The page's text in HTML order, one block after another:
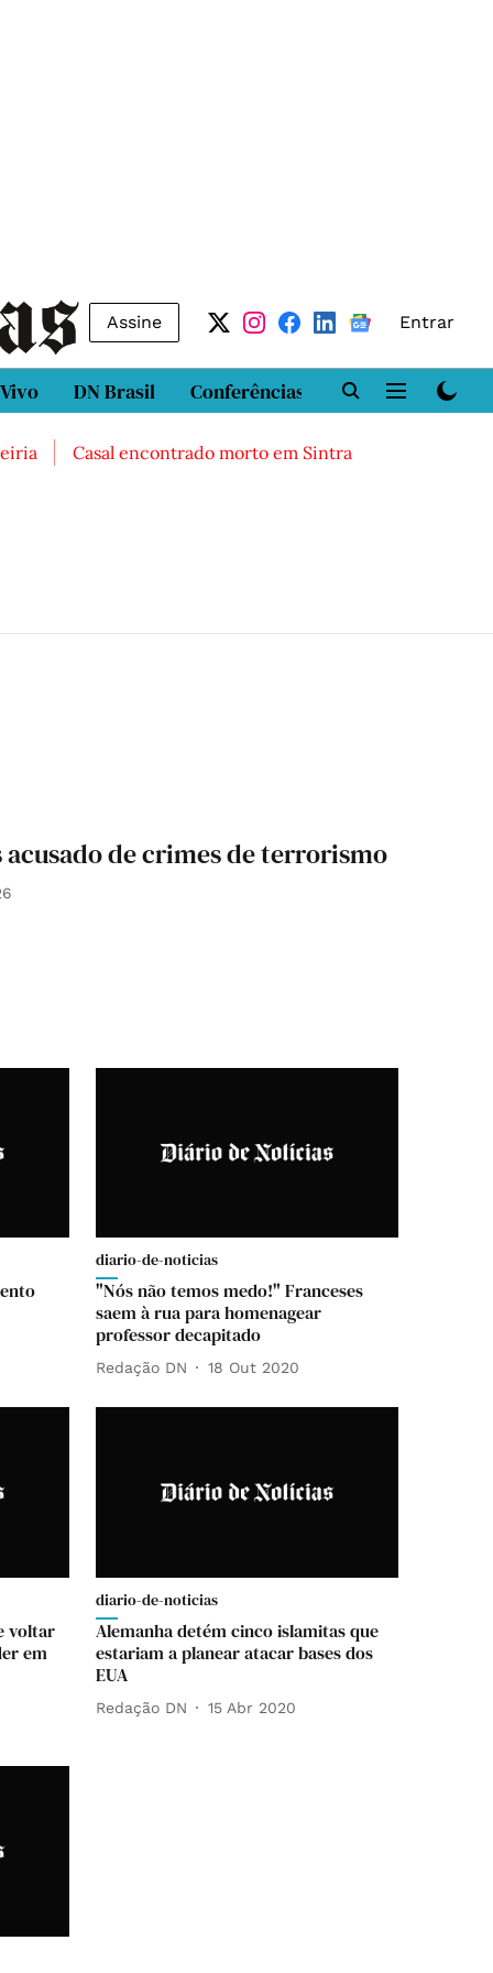
Assine Entrar
DN Brasil Conferências DN LAB
Casal encontrado morto em Sintra Três feridos
de crimes de terrorismo
diario-de-noticias
"Nós não temos medo!" Franceses
saem à rua para homenagear
professor decapitado
Redação DN 18 Out 2020
voltar
em
diario-de-noticias
Alemanha detém cinco islamitas que
estariam a planear atacar bases dos
EUA
Redação DN 15 Abr 2020